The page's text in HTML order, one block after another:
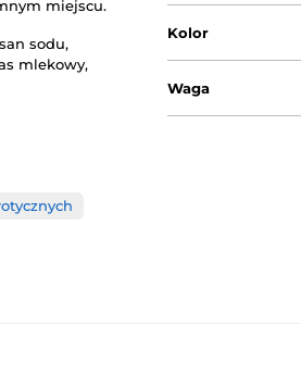
miejscu.
sodu,
mlekowy,
Kolor
Waga